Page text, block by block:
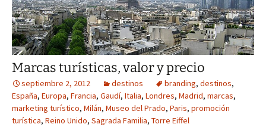
Marcas turísticas, valor y precio
septiembre 2, 2012 destinos branding, destinos,
España, Europa, Francia, Gaudí, Italia, Londres, Madrid, marcas,
marketing turístico, Milán, Museo del Prado, Paris, promoción
turística, Reino Unido, Sagrada Familia, Torre Eiffel